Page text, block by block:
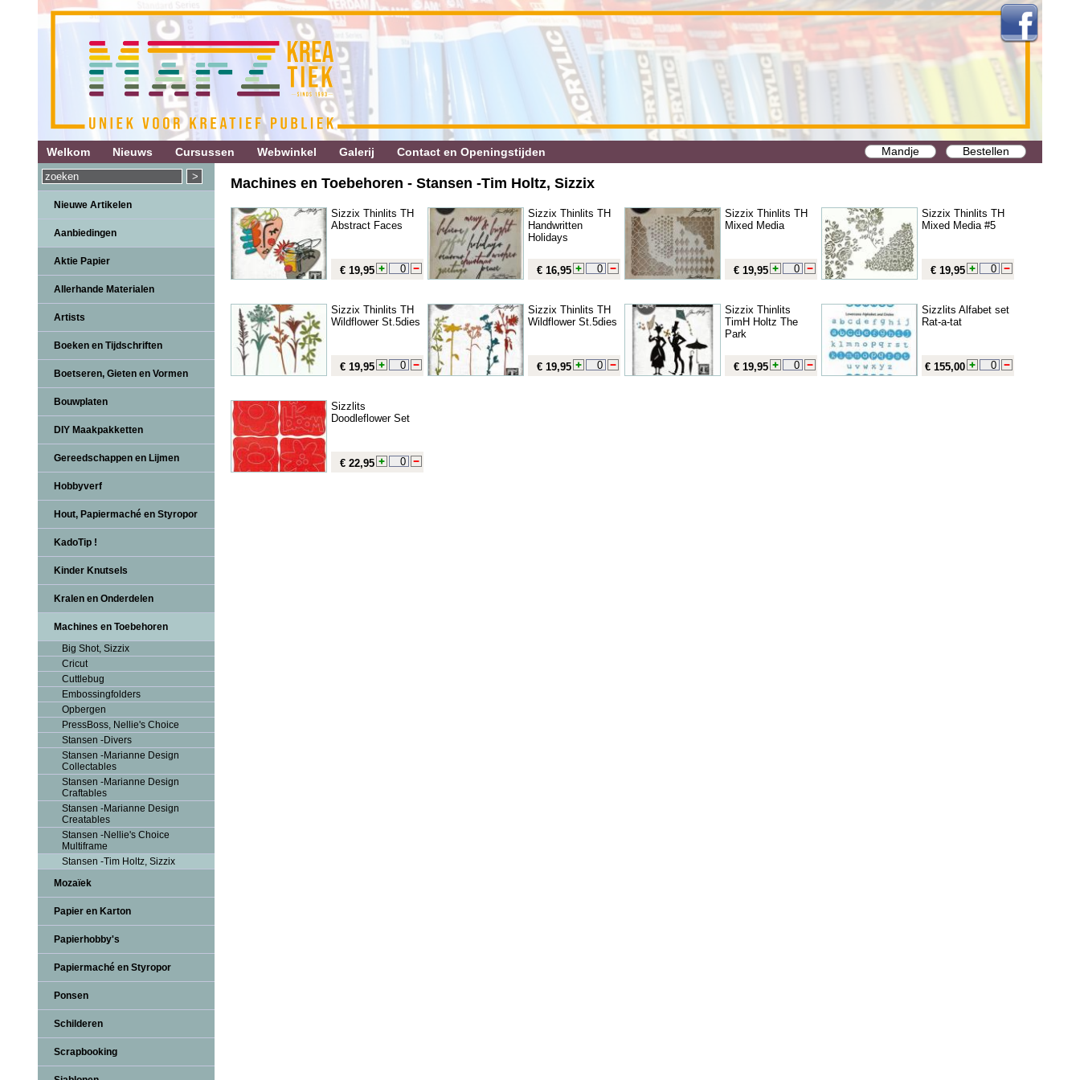
Welkom Nieuws Cursussen Webwinkel Galerij Contact en Openingstijden Mandje Bestellen
Nieuwe Artikelen
Aanbiedingen
Aktie Papier
Allerhande Materialen
Artists
Boeken en Tijdschriften
Boetseren, Gieten en Vormen
Bouwplaten
DIY Maakpakketten
Gereedschappen en Lijmen
Hobbyverf
Hout, Papiermaché en Styropor
KadoTip !
Kinder Knutsels
Kralen en Onderdelen
Machines en Toebehoren
Big Shot, Sizzix
Cricut
Cuttlebug
Embossingfolders
Opbergen
PressBoss, Nellie's Choice
Stansen -Divers
Stansen -Marianne Design
Collectables
Stansen -Marianne Design
Craftables
Stansen -Marianne Design
Creatables
Stansen -Nellie's Choice
Multiframe
Stansen -Tim Holtz, Sizzix
Mozaïek
Papier en Karton
Papierhobby's
Papiermaché en Styropor
Ponsen
Schilderen
Scrapbooking
Machines en Toebehoren - Stansen ‐Tim Holtz, Sizzix
Sizzix Thinlits TH
Abstract Faces
€ 19,95
Sizzix Thinlits TH
Handwritten
Holidays
€ 16,95
Sizzix Thinlits TH
Mixed Media
€ 19,95
Sizzix Thinlits TH
Mixed Media #5
€ 19,95
Sizzix Thinlits TH
Wildflower St.5dies
€ 19,95
Sizzix Thinlits TH
Wildflower St.5dies
€ 19,95
Sizzix Thinlits
TimH Holtz The
Park
€ 19,95
Sizzlits Alfabet set
Rat-a-tat
€ 155,00
Sizzlits
Doodleflower Set
€ 22,95